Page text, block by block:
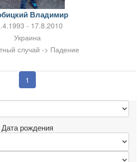
Владимир
- 17.8.2010
Украина
случай -> Падение
1
Дата рождения